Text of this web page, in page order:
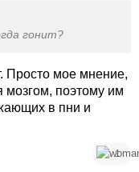
гонит?
Просто мое мнение,
мозгом, поэтому им
в пни и
1